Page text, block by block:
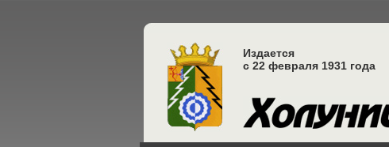
Издается
с 22 февраля 1931 года